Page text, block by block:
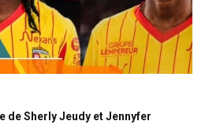
de Sherly Jeudy et Jennyfer